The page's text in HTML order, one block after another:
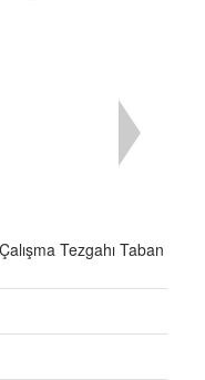
Tezgahı Taban